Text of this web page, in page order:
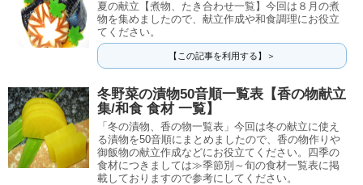
夏の献立【煮物、たき合わせ一覧】今回は８月の煮
物を集めましたので、献立作成や和食調理にお役立
てください。
【この記事を利用する】＞
冬野菜の漬物50音順一覧表【香の物献立
集/和食 食材 一覧】
「冬の漬物、香の物一覧表」今回は冬の献立に使え
る漬物を50音順にまとめましたので、香の物作りや
御飯物の献立作成などにお役立てください。四季の
食材につきましては≫季節別～旬の食材一覧表に掲
載しておりますので参考にしてください。